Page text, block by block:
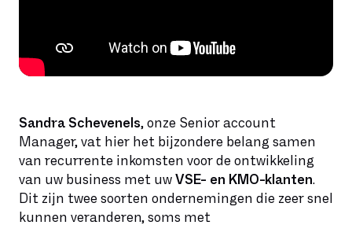
Sandra Schevenels, onze Senior account
Manager, vat hier het bijzondere belang samen
van recurrente inkomsten voor de ontwikkeling
van uw business met uw VSE- en KMO-klanten.
Dit zijn twee soorten ondernemingen die zeer snel
kunnen veranderen, soms met